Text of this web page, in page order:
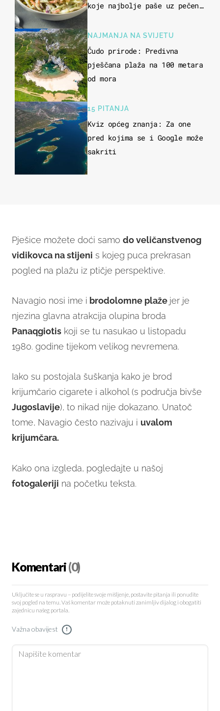
koje najbolje paše uz pečeno
NAJMANJA NA SVIJETU
Čudo prirode: Predivna
pješčana plaža na 100 metara
od mora
15 PITANJA
Kviz općeg znanja: Za one
pred kojima se i Google može
sakriti
Pješice možete doći samo do veličanstvenog
vidikovca na stijeni s kojeg puca prekrasan
pogled na plažu iz ptičje perspektive.
Navagio nosi ime i brodolomne plaže jer je
njezina glavna atrakcija olupina broda
Panaqgiotis koji se tu nasukao u listopadu
1980. godine tijekom velikog nevremena.
Iako su postojala šuškanja kako je brod
krijumčario cigarete i alkohol (s područja bivše
Jugoslavije), to nikad nije dokazano. Unatoč
tome, Navagio često nazivaju i uvalom
krijumčara.
Kako ona izgleda, pogledajte u našoj
fotogaleriji na početku teksta.
Komentari(0)
Uključite se u raspravu – podijelite svoje mišljenje, postavite pitanja ili ponudite
svoj pogled na temu. Vaš komentar može potaknuti zanimljiv dijalog i obogatiti
zajednicu našeg portala.
Važna obavijest !